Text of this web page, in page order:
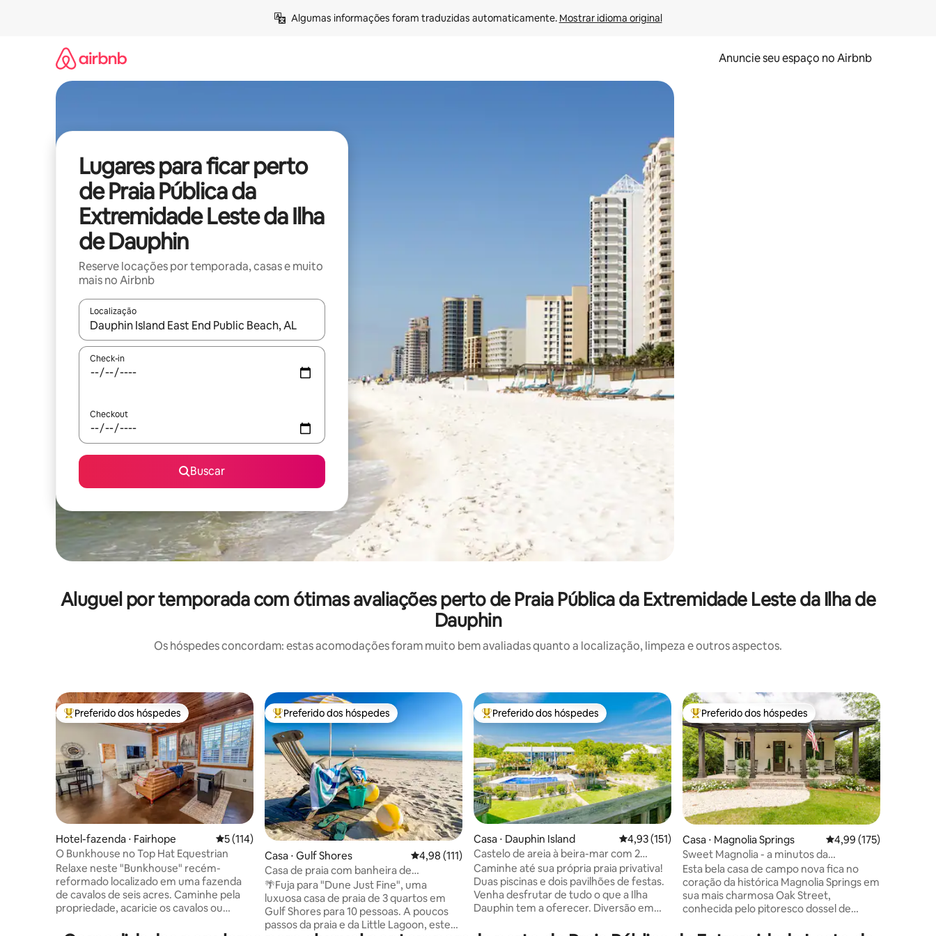
Algumas informações foram traduzidas automaticamente. Mostrar idioma original
Anuncie seu espaço no Airbnb
Lugares para ficar perto
de Praia Pública da
Extremidade Leste da Ilha
de Dauphin
Reserve locações por temporada, casas e muito
mais no Airbnb
Localização
Quando os resultados estiverem disponíveis, explore-os usando as seta para cima e para baixo do teclado ou tocando e deslizando o dedo na tela.
Check-in
Checkout
Buscar
Aluguel por temporada com ótimas avaliações perto de Praia Pública da Extremidade Leste da Ilha de
Dauphin
Os hóspedes concordam: estas acomodações foram muito bem avaliadas quanto a localização, limpeza e outros aspectos.
Entre os melhores preferidos dos hóspedes
Preferido dos hóspedes
Hotel-fazenda ⋅ Fairhope 5 de uma avaliação média de 5, 114 avaliações
5 (114)
O Bunkhouse no Top Hat Equestrian
Relaxe neste "Bunkhouse" recém-
reformado localizado em uma fazenda
de cavalos de seis acres. Caminhe pela
propriedade, acaricie os cavalos ou
Entre os melhores preferidos dos hóspedes
Preferido dos hóspedes
Casa ⋅ Gulf Shores 4,98 de uma avaliação média de 5, 111 avaliações
4,98 (111)
Casa de praia com banheira de
hidromassagem e lareira
🌴Fuja para "Dune Just Fine", uma
luxuosa casa de praia de 3 quartos em
Gulf Shores para 10 pessoas. A poucos
passos da praia e da Little Lagoon, este
Entre os melhores preferidos dos hóspedes
Preferido dos hóspedes
Casa ⋅ Dauphin Island 4,93 de uma avaliação média de 5, 151 avaliações
4,93 (151)
Castelo de areia à beira-mar com 2
piscinas
Caminhe até sua própria praia privativa!
Duas piscinas e dois pavilhões de festas.
Venha desfrutar de tudo o que a Ilha
Dauphin tem a oferecer. Diversão em
Entre os melhores preferidos dos hóspedes
Preferido dos hóspedes
Casa ⋅ Magnolia Springs 4,99 de uma avaliação
4,99 (175)
Sweet Magnolia - a minutos da
praia/Fairhope/Foley
Esta bela casa de campo nova fica no
coração da histórica Magnolia Springs em
sua mais charmosa Oak Street,
conhecida pelo pitoresco dossel de